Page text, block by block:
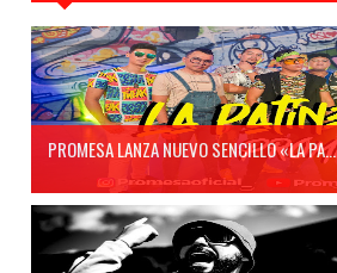
PROMESA LANZA NUEVO SENCILLO «LA PA...